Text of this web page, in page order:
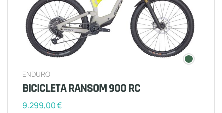
ENDURO
BICICLETA RANSOM 900 RC
9.299,00€